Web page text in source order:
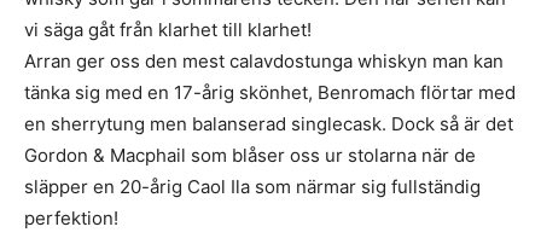
vi säga gåt från klarhet till klarhet!
Arran ger oss den mest calavdostunga whiskyn man kan
tänka sig med en 17-årig skönhet, Benromach flörtar med
en sherrytung men balanserad singlecask. Dock så är det
Gordon & Macphail som blåser oss ur stolarna när de
släpper en 20-årig Caol Ila som närmar sig fullständig
perfektion!